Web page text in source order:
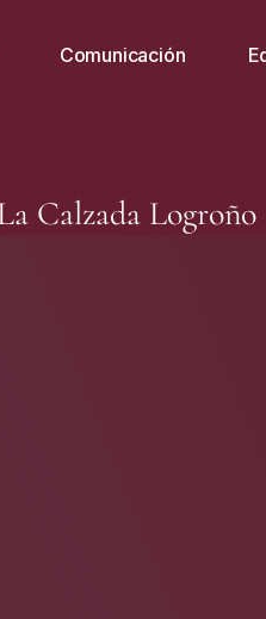
Comunicación
Calzada Logroño